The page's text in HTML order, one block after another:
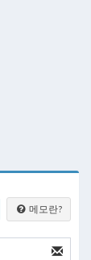
메모란?